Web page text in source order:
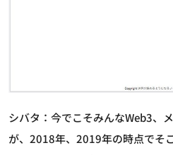
シバタ：今でこそみんなWeb3、
が、2018年、2019年の時点でそ